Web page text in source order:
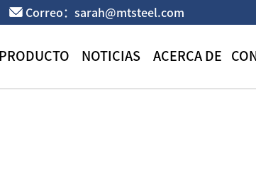
Correo：sarah@mtsteel.com
PRODUCTO NOTICIAS ACERCA DE